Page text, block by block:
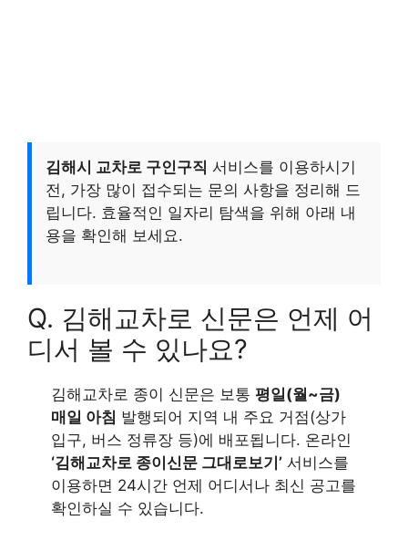
김해시 교차로 구인구직 서비스를 이용하시기
전, 가장 많이 접수되는 문의 사항을 정리해 드
립니다. 효율적인 일자리 탐색을 위해 아래 내
용을 확인해 보세요.
Q. 김해교차로 신문은 언제 어
디서 볼 수 있나요?
김해교차로 종이 신문은 보통 평일(월~금)
매일 아침 발행되어 지역 내 주요 거점(상가
입구, 버스 정류장 등)에 배포됩니다. 온라인
‘김해교차로 종이신문 그대로보기’서비스를
이용하면 24시간 언제 어디서나 최신 공고를
확인하실 수 있습니다.